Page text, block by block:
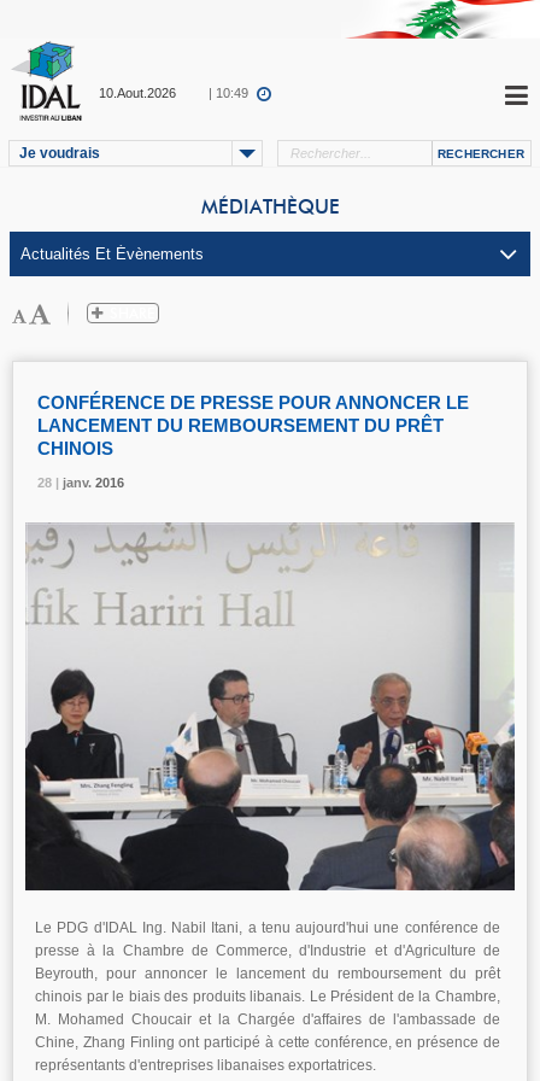
10.Aout.2026 | 10:49
Je voudrais
MÉDIATHÈQUE
28 | janv. 2016
CONFÉRENCE DE PRESSE POUR ANNONCER LE
LANCEMENT DU REMBOURSEMENT DU PRÊT
CHINOIS
28 | janv. 2016
28 | janv. 2016
Le PDG d'IDAL Ing. Nabil Itani, a tenu aujourd'hui une conférence de
presse à la Chambre de Commerce, d'Industrie et d'Agriculture de
Beyrouth, pour annoncer le lancement du remboursement du prêt
chinois par le biais des produits libanais. Le Président de la Chambre,
M. Mohamed Choucair et la Chargée d'affaires de l'ambassade de
Chine, Zhang Finling ont participé à cette conférence, en présence de
représentants d'entreprises libanaises exportatrices.